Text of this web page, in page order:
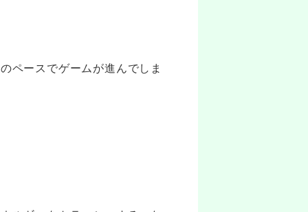
ペースでゲームが進んでしま